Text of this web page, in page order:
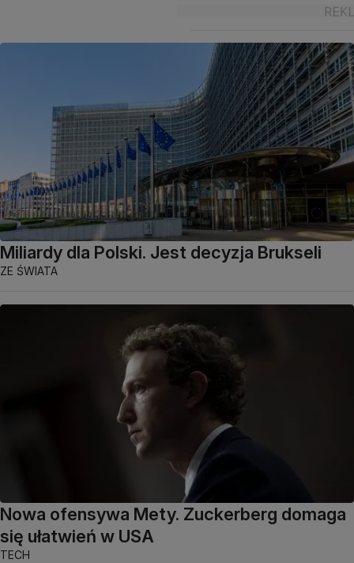
Miliardy dla Polski. Jest decyzja Brukseli
ZE ŚWIATA
Nowa ofensywa Mety. Zuckerberg domaga
się ułatwień w USA
TECH